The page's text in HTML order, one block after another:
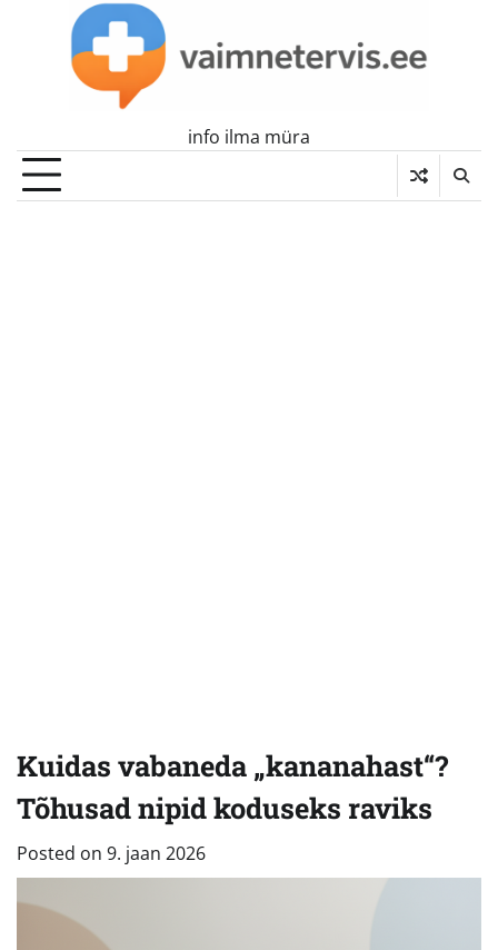
info ilma müra
Kuidas vabaneda „kananahast“?
Tõhusad nipid koduseks raviks
Posted on 9. jaan 2026